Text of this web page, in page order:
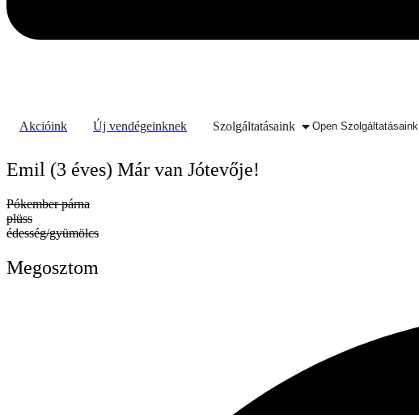
Akcióink Új vendégeinknek Szolgáltatásaink Open Szolgáltatásaink
Emil (3 éves) Már van Jótevője!
Pókember párna
plüss
édesség/gyümölcs
Megosztom